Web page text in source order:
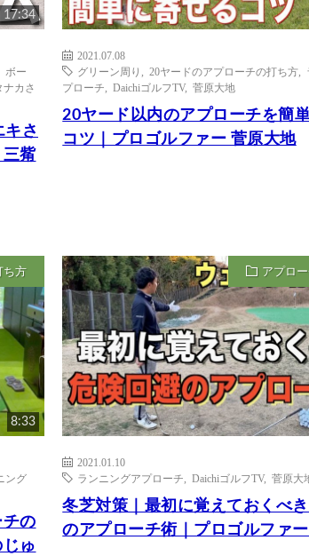
17:34
ボー
ナカさ
さ
觜
2021.07.08
グリーン周り
,20ヤードのアプローチの打ち方
プローチ
,DaichiゴルフTV,菅原大地
20ヤード以内のアプローチを簡
コツ｜プロゴルファー 菅原大地
ち方
8:33
ング
の
ゅ
アプロ
2021.01.10
ランニングアプローチ
,DaichiゴルフTV,菅原大
冬芝対策｜最初に覚えておくべ
のアプローチ術｜プロゴルファ